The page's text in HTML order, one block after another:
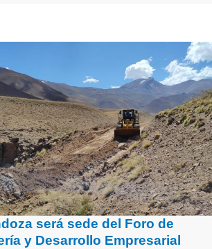
será sede del Foro de
y Desarrollo Empresarial